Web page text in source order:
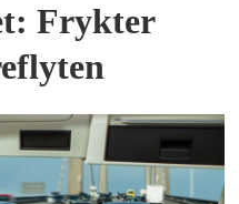
Frykter